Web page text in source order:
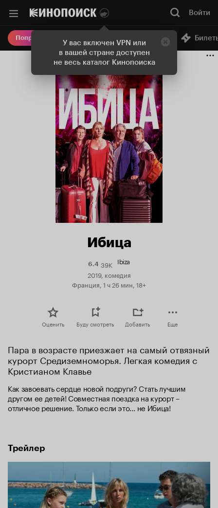
У вас включен VPN или
в вашей стране доступен
не весь каталог Кинопоиска
Войти
Попробовать Плюс Онлайн-кинотеатр
Ибица
6.4Рейтинг
Кинопоиска
6.4
39K Ibiza
2019, комедия
Франция, 1 ч 26 мин, 18+
Оценить Буду смотреть Добавить Еще
Пара в возрасте приезжает на самый отвязный
курорт Средиземноморья. Легкая комедия с
Кристианом Клавье
Как завоевать сердце новой подруги? Стать лучшим
другом ее детей! Совместная поездка на курорт –
отличное решение. Только если это… не Ибица!
Трейлер